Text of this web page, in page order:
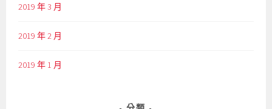
2019 年 3 月
2019 年 2 月
2019 年 1 月